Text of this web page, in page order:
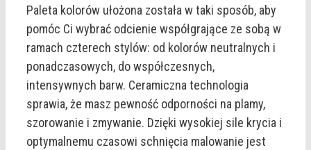
Paleta kolorów ułożona została w taki sposób, aby
pomóc Ci wybrać odcienie współgrające ze sobą w
ramach czterech stylów: od kolorów neutralnych i
ponadczasowych, do współczesnych,
intensywnych barw. Ceramiczna technologia
sprawia, że masz pewność odporności na plamy,
szorowanie i zmywanie. Dzięki wysokiej sile krycia i
optymalnemu czasowi schnięcia malowanie jest